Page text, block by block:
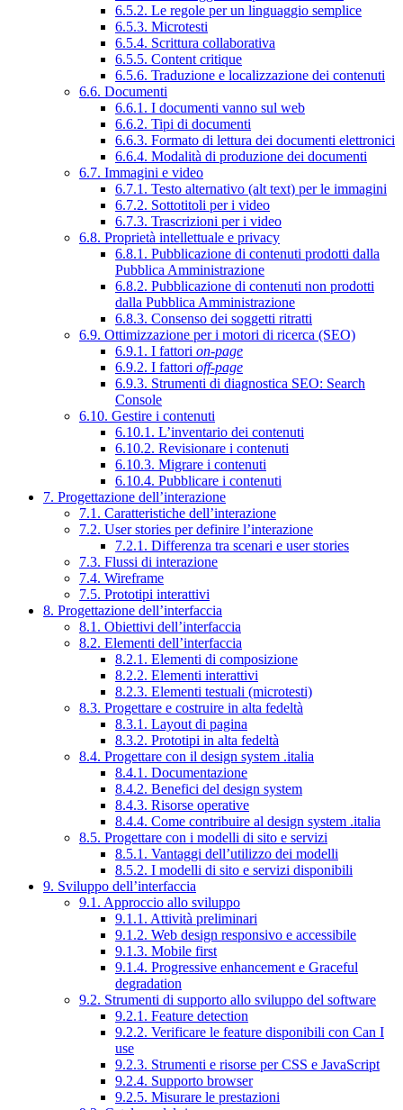
6.5.2. Le regole per un linguaggio semplice
6.5.3. Microtesti
6.5.4. Scrittura collaborativa
6.5.5. Content critique
6.5.6. Traduzione e localizzazione dei contenuti
6.6. Documenti
6.6.1. I documenti vanno sul web
6.6.2. Tipi di documenti
6.6.3. Formato di lettura dei documenti elettronici
6.6.4. Modalità di produzione dei documenti
6.7. Immagini e video
6.7.1. Testo alternativo (alt text) per le immagini
6.7.2. Sottotitoli per i video
6.7.3. Trascrizioni per i video
6.8. Proprietà intellettuale e privacy
6.8.1. Pubblicazione di contenuti prodotti dalla
Pubblica Amministrazione
6.8.2. Pubblicazione di contenuti non prodotti
dalla Pubblica Amministrazione
6.8.3. Consenso dei soggetti ritratti
6.9. Ottimizzazione per i motori di ricerca (SEO)
6.9.1. I fattori on-page
6.9.2. I fattori off-page
6.9.3. Strumenti di diagnostica SEO: Search
Console
6.10. Gestire i contenuti
6.10.1. L’inventario dei contenuti
6.10.2. Revisionare i contenuti
6.10.3. Migrare i contenuti
6.10.4. Pubblicare i contenuti
7. Progettazione dell’interazione
7.1. Caratteristiche dell’interazione
7.2. User stories per definire l’interazione
7.2.1. Differenza tra scenari e user stories
7.3. Flussi di interazione
7.4. Wireframe
7.5. Prototipi interattivi
8. Progettazione dell’interfaccia
8.1. Obiettivi dell’interfaccia
8.2. Elementi dell’interfaccia
8.2.1. Elementi di composizione
8.2.2. Elementi interattivi
8.2.3. Elementi testuali (microtesti)
8.3. Progettare e costruire in alta fedeltà
8.3.1. Layout di pagina
8.3.2. Prototipi in alta fedeltà
8.4. Progettare con il design system .italia
8.4.1. Documentazione
8.4.2. Benefici del design system
8.4.3. Risorse operative
8.4.4. Come contribuire al design system .italia
8.5. Progettare con i modelli di sito e servizi
8.5.1. Vantaggi dell’utilizzo dei modelli
8.5.2. I modelli di sito e servizi disponibili
9. Sviluppo dell’interfaccia
9.1. Approccio allo sviluppo
9.1.1. Attività preliminari
9.1.2. Web design responsivo e accessibile
9.1.3. Mobile first
9.1.4. Progressive enhancement e Graceful
degradation
9.2. Strumenti di supporto allo sviluppo del software
9.2.1. Feature detection
9.2.2. Verificare le feature disponibili con Can I
use
9.2.3. Strumenti e risorse per CSS e JavaScript
9.2.4. Supporto browser
9.2.5. Misurare le prestazioni